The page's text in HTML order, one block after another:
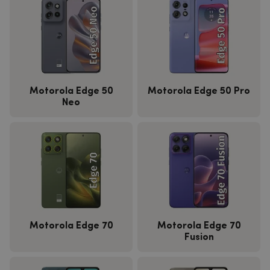
Motorola Edge 50
Neo
Motorola Edge 50 Pro
Motorola Edge 70
Motorola Edge 70
Fusion